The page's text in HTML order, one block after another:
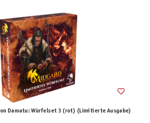
Damatu: Würfelset 3 (rot) (Limitierte Ausgabe)